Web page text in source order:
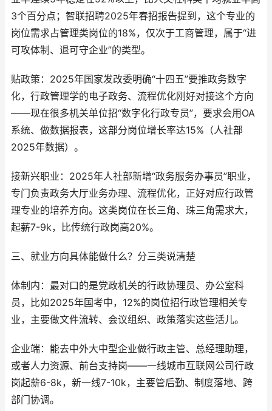
3个百分点；智联招聘2025年春招报告提到，这个专业的
岗位需求占管理类岗位的18%，仅次于工商管理，属于“进
可攻体制、退可守企业”的类型。
贴政策：2025年国家发改委明确“十四五”要推政务数字
化，行政管理学的电子政务、流程优化刚好对接这个方向
——现在很多机关单位招“数字化行政专员”，要求会用OA
系统、做数据报表，这部分岗位增长率达15%（人社部
2025年数据）。
接新兴职业：2025年人社部新增“政务服务办事员”职业，
专门负责政务大厅业务办理、流程优化，正好对应行政管
理专业的培养方向。这类岗位在长三角、珠三角需求大，
起薪7-9k，比传统行政岗高20%。
三、就业方向具体能做什么？分三类说清楚
体制内：最对口的是党政机关的行政协理员、办公室科
员，比如2025年国考中，12%的岗位招行政管理相关专
业，主要做文件流转、会议组织、政策落实这些活儿。
企业端：能去中外大中型企业做行政主管、总经理助理，
或者人力资源、前台支持岗——一线城市互联网公司行政
岗起薪6-8k，新一线7-10k，主要管后勤、制度落地、跨
部门协调。